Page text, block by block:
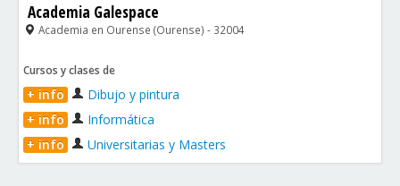
Academia Galespace
Academia en Ourense (Ourense) - 32004
Cursos y clases de
+ info
Dibujo y pintura
+ info
Informática
+ info
Universitarias y Masters